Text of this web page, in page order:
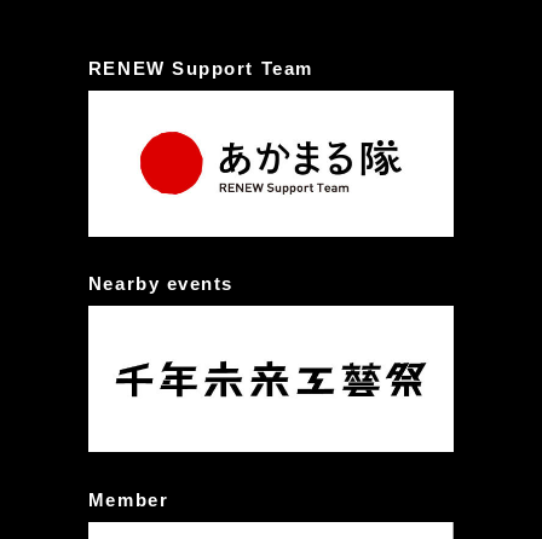
RENEW Support Team
Nearby events
Member